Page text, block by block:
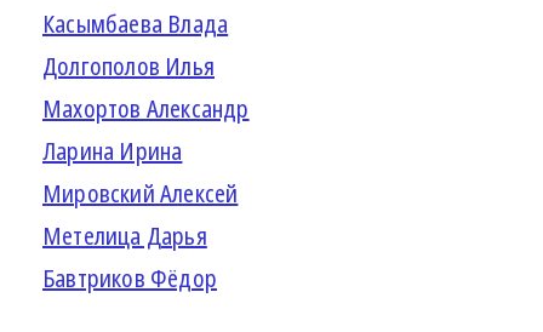
Касымбаева Влада
Долгополов Илья
Махортов Александр
Ларина Ирина
Мировский Алексей
Метелица Дарья
Бавтриков Фёдор